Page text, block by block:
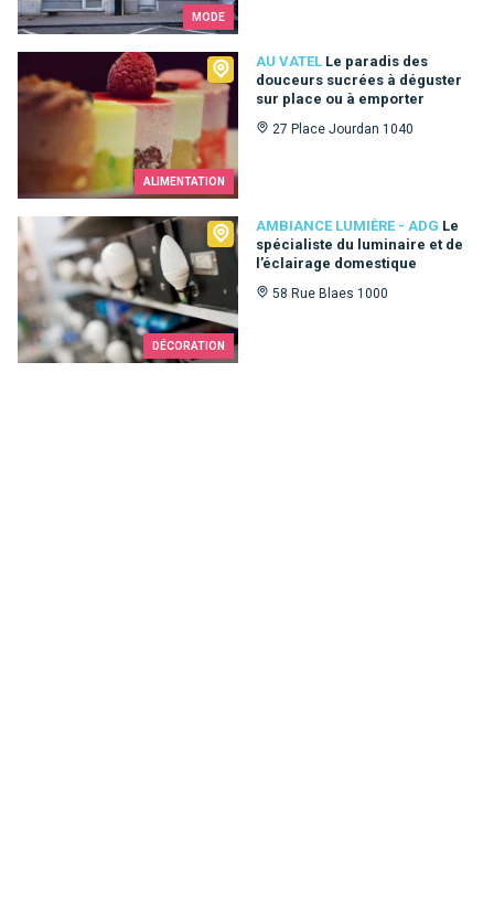
MODE
ALIMENTATION
AU VATEL Le paradis des
douceurs sucrées à déguster
sur place ou à emporter
27 Place Jourdan 1040
DÉCORATION
AMBIANCE LUMIÈRE - ADG Le
spécialiste du luminaire et de
l’éclairage domestique
58 Rue Blaes 1000
Ambiance Lumière - ADG